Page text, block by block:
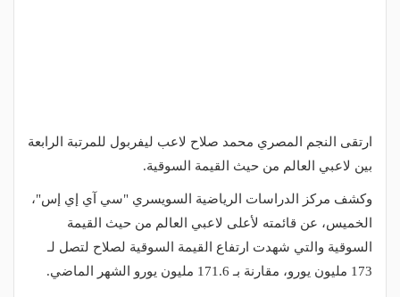
ارتقى النجم المصري محمد صلاح لاعب ليفربول للمرتبة الرابعة
بين لاعبي العالم من حيث القيمة السوقية.
وكشف مركز الدراسات الرياضية السويسري "سي آي إي إس"،
الخميس، عن قائمته لأعلى لاعبي العالم من حيث القيمة
السوقية والتي شهدت ارتفاع القيمة السوقية لصلاح لتصل لـ
173 مليون يورو، مقارنة بـ 171.6 مليون يورو الشهر الماضي.